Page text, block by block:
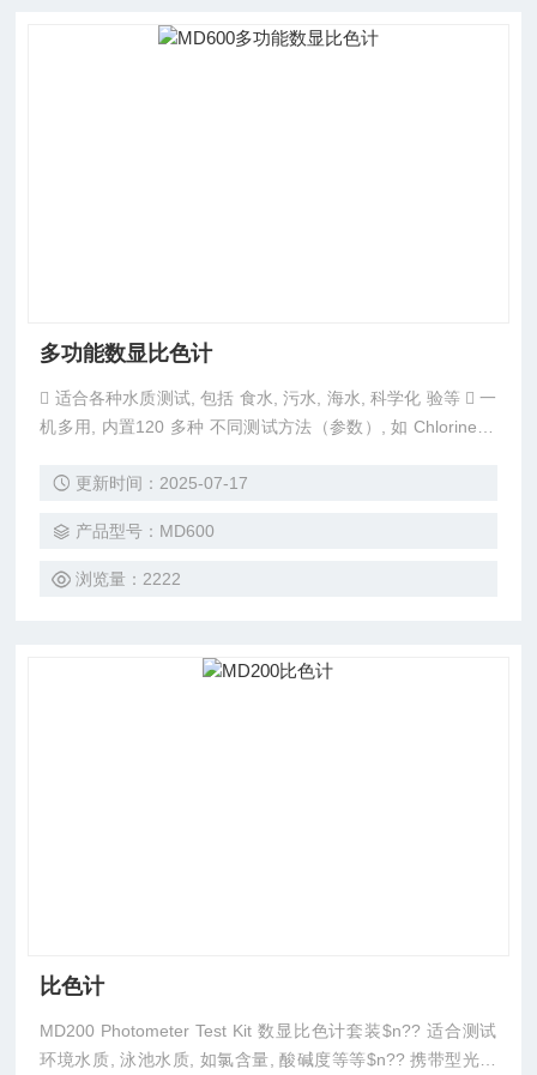
多功能数显比色计
􀂾 适合各种水质测试, 包括 食水, 污水, 海水, 科学化 验等 􀂾 一
机多用, 内置120 多种 不同测试方法（参数）, 如 Chlorine, p
hate 等 􀂾 采用LED 光源, 稳定耐用 􀂾 可储存1000 个数据及10
更新时间：2025-07-17
产品型号：MD600
浏览量：2222
比色计
MD200 Photometer Test Kit 数显比色计套装$n?? 适合测试
环境水质, 泳池水质, 如氯含量, 酸碱度等等$n?? 携带型光度